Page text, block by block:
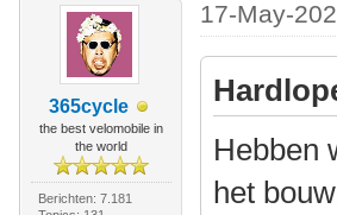
365cycle
the best velomobile in
the world
Berichten: 7.181
17-May-
Hebben
het